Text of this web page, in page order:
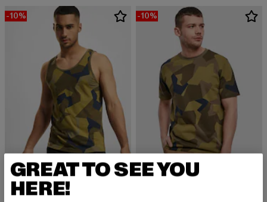
-10%
BRANDIT
Premium
-10%
GREAT TO SEE YOU
HERE!